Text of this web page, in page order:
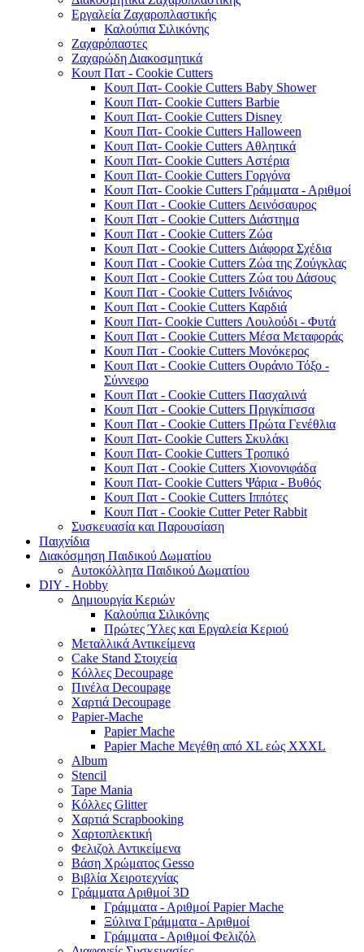
Εργαλεία Ζαχαροπλαστικής
Καλούπια Σιλικόνης
Ζαχαρόπαστες
Ζαχαρώδη Διακοσμητικά
Κουπ Πατ - Cookie Cutters
Κουπ Πατ- Cookie Cutters Baby Shower
Κουπ Πατ- Cookie Cutters Barbie
Κουπ Πατ- Cookie Cutters Disney
Κουπ Πατ- Cookie Cutters Halloween
Κουπ Πατ- Cookie Cutters Αθλητικά
Κουπ Πατ- Cookie Cutters Αστέρια
Κουπ Πατ- Cookie Cutters Γοργόνα
Κουπ Πατ- Cookie Cutters Γράμματα - Αριθμοί
Κουπ Πατ - Cookie Cutters Δεινόσαυρος
Κουπ Πατ - Cookie Cutters Διάστημα
Κουπ Πατ - Cookie Cutters Ζώα
Κουπ Πατ - Cookie Cutters Διάφορα Σχέδια
Κουπ Πατ - Cookie Cutters Ζώα της Ζούγκλας
Κουπ Πατ - Cookie Cutters Ζώα του Δάσους
Κουπ Πατ - Cookie Cutters Ινδιάνος
Κουπ Πατ - Cookie Cutters Καρδιά
Κουπ Πατ- Cookie Cutters Λουλούδι - Φυτά
Κουπ Πατ - Cookie Cutters Μέσα Μεταφοράς
Κουπ Πατ - Cookie Cutters Μονόκερος
Κουπ Πατ - Cookie Cutters Ουράνιο Τόξο -
Σύννεφο
Κουπ Πατ - Cookie Cutters Πασχαλινά
Κουπ Πατ - Cookie Cutters Πριγκίπισσα
Κουπ Πατ - Cookie Cutters Πρώτα Γενέθλια
Κουπ Πατ- Cookie Cutters Σκυλάκι
Κουπ Πατ- Cookie Cutters Τροπικό
Κουπ Πατ - Cookie Cutters Χιονονιφάδα
Κουπ Πατ- Cookie Cutters Ψάρια - Βυθός
Κουπ Πατ - Cookie Cutters Ιππότες
Κουπ Πατ - Cookie Cutter Peter Rabbit
Συσκευασία και Παρουσίαση
Παιχνίδια
Διακόσμηση Παιδικού Δωματίου
Αυτοκόλλητα Παιδικού Δωματίου
DIY - Hobby
Δημιουργία Κεριών
Καλούπια Σιλικόνης
Πρώτες Ύλες και Εργαλεία Κεριού
Μεταλλικά Αντικείμενα
Cake Stand Στοιχεία
Κόλλες Decoupage
Πινέλα Decoupage
Χαρτιά Decoupage
Papier-Mache
Papier Mache
Papier Mache Μεγέθη από XL εώς XXXL
Album
Stencil
Tape Mania
Κόλλες Glitter
Χαρτιά Scrapbooking
Χαρτοπλεκτική
Φελιζολ Αντικείμενα
Βάση Χρώματος Gesso
Βιβλία Χειροτεχνίας
Γράμματα Αριθμοί 3D
Γράμματα - Αριθμοί Papier Mache
Ξύλινα Γράμματα - Αριθμοί
Γράμματα - Αριθμοί Φελιζόλ